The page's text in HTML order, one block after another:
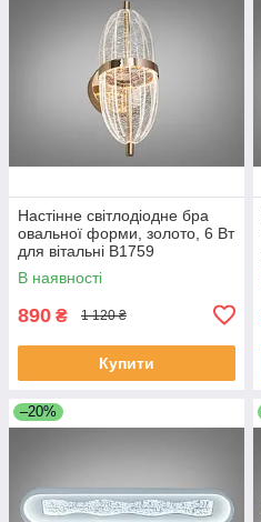
Настінне світлодіодне бра
овальної форми, золото, 6 Вт
для вітальні B1759
В наявності
890 ₴ 1 120 ₴
Купити
–20%